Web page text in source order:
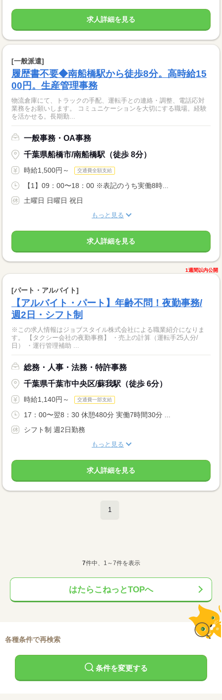
求人詳細を見る
[一般派遣]
履歴書不要◆南船橋駅から徒歩8分。高時給15
00円。生産管理事務
物流倉庫にて、トラックの手配、運転手との連絡・調整、電話応対
業務をお願いします。 コミュニケーションを大切にする職場。経験
を活かせる。長期勤...
一般事務・OA事務
千葉県船橋市/南船橋駅（徒歩 8分）
時給1,500円～ 交通費全額支給
【1】09：00〜18：00 ※表記のうち実働8時...
土曜日 日曜日 祝日
もっと見る
求人詳細を見る
1週間以内公開
[パート・アルバイト]
【アルバイト・パート】年齢不問！夜勤事務/
週2日・シフト制
※この求人情報はジョブスタイル株式会社による職業紹介になりま
す。 【タクシー会社の夜勤事務】 ・売上の計算（運転手25人分/
日） ・運行管理補助 ...
総務・人事・法務・特許事務
千葉県千葉市中央区/蘇我駅（徒歩 6分）
時給1,140円～ 交通費一部支給
17：00〜翌8：30 休憩480分 実働7時間30分 ...
シフト制 週2日勤務
もっと見る
求人詳細を見る
1
7件中、1～7件を表示
はたらこねっとTOPへ
各種条件で再検索
条件を変更する